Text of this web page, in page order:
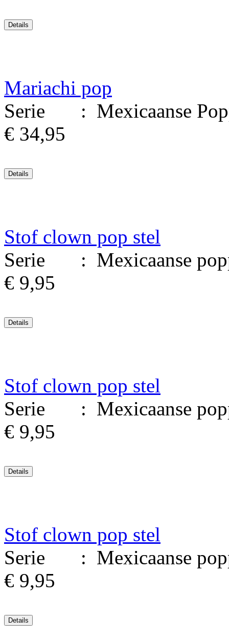
Mariachi pop
Serie : Mexicaanse
€ 34,95
Stof clown pop stel
Serie : Mexicaanse
€ 9,95
Stof clown pop stel
Serie : Mexicaanse
€ 9,95
Stof clown pop stel
Serie : Mexicaanse
€ 9,95